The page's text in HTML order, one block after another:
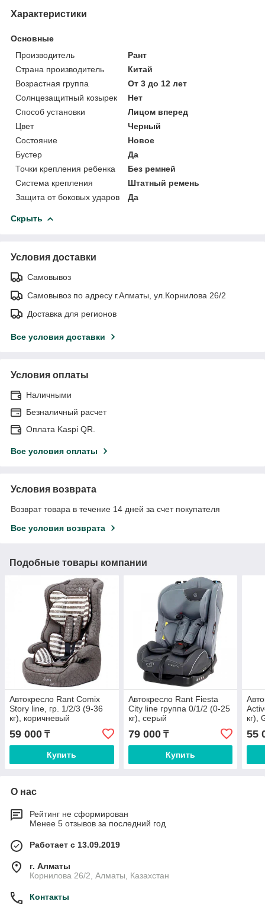
Характеристики
Основные
Производитель
Рант
Страна производитель
Китай
Возрастная группа
От 3 до 12 лет
Солнцезащитный козырек
Нет
Способ установки
Лицом вперед
Цвет
Черный
Состояние
Новое
Бустер
Да
Точки крепления ребенка
Без ремней
Система крепления
Штатный ремень
Защита от боковых ударов
Да
Скрыть
Условия доставки
Самовывоз
Самовывоз по адресу г.Алматы, ул.Корнилова 26/2
Доставка для регионов
Все условия доставки
Условия оплаты
Наличными
Безналичный расчет
Оплата Kaspi QR.
Все условия оплаты
Условия возврата
Возврат товара в течение 14 дней за счет покупателя
Все условия возврата
Подобные товары компании
Автокресло Rant Comix
Story line, гр. 1/2/3 (9-36
кг), коричневый
59 000 ₸
Купить
Автокресло Rant Fiesta
City line группа 0/1/2 (0-25
кг), серый
79 000₸
Купить
кг),
55
О нас
Рейтинг не сформирован
Менее 5 отзывов за последний год
Работает с 13.09.2019
г. Алматы
Корнилова 26/2, Алматы, Казахстан
Контакты